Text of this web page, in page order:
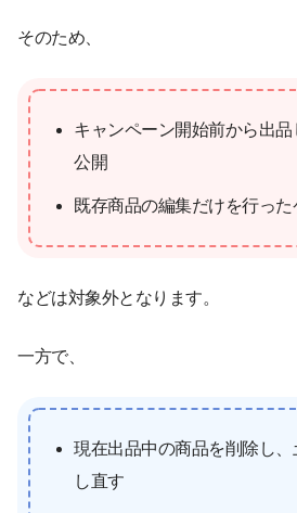
そのため、
キャンペーン開始前から出
公開
既存商品の編集だけを行った
などは対象外となります。
一方で、
現在出品中の商品を削除し
し直す